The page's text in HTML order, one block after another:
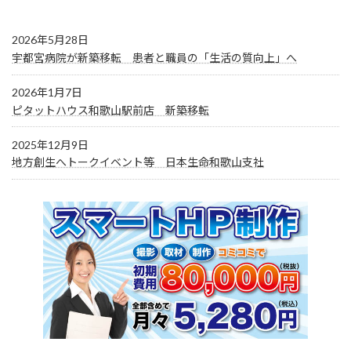
2026年5月28日
宇都宮病院が新築移転 患者と職員の「生活の質向上」へ
2026年1月7日
ピタットハウス和歌山駅前店 新築移転
2025年12月9日
地方創生へトークイベント等 日本生命和歌山支社